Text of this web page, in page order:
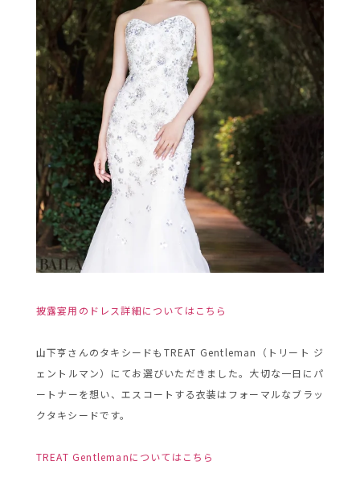
披露宴用のドレス詳細についてはこちら
山下亨さんのタキシードもTREAT Gentleman（トリート ジ
ェントルマン）にてお選びいただきました。大切な一日にパ
ートナーを想い、エスコートする衣装はフォーマルなブラッ
クタキシードです。
TREAT Gentlemanについてはこちら